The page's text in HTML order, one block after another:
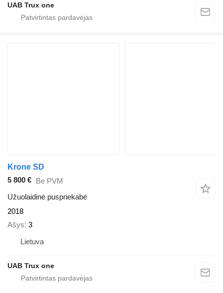
UAB Trux one
Krone SD
5 800 € Be PVM
Užuolaidinė puspriekabė
2018
Ašys 3
Lietuva
UAB Trux one